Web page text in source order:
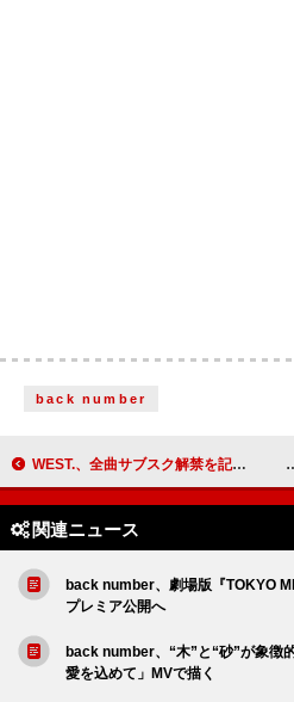
back number
WEST.、全曲サブスク解禁を記念したスペシャル生配信を実施 歌唱パフォーマンスも特別披露
関連ニュース
back number、劇場版『TOKYO
プレミア公開へ
back number、“木”と“砂”が象徴
愛を込めて」MVで描く